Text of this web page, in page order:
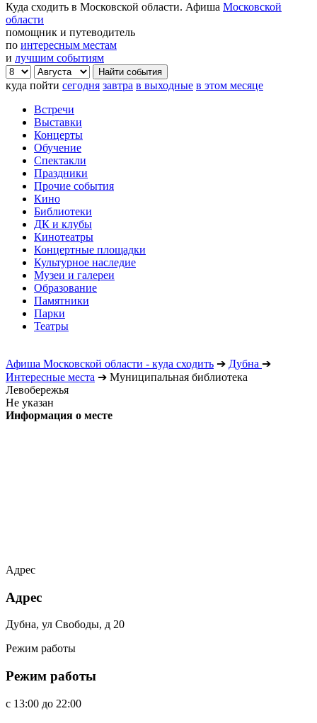
Куда сходить в Московской области. Афиша Московской
области
помощник и путеводитель
по интересным местам
и лучшим событиям
куда пойти сегодня завтра в выходные в этом месяце
Встречи
Выставки
Концерты
Обучение
Спектакли
Праздники
Прочие события
Кино
Библиотеки
ДК и клубы
Кинотеатры
Концертные площадки
Культурное наследие
Музеи и галереи
Образование
Памятники
Парки
Театры
Афиша Московской области - куда сходить ➔ Дубна ➔
Интересные места ➔ Муниципальная библиотека
Левобережья
Не указан
Информация о месте
Адрес
Адрес
Дубна, ул Свободы, д 20
Режим работы
Режим работы
c 13:00 до 22:00